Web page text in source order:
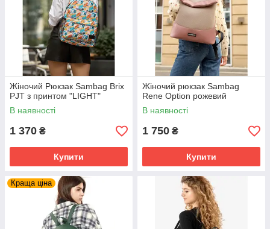
Жіночий Рюкзак Sambag Brix
PJT з принтом "LIGHT"
В наявності
1 370 ₴
Купити
Жіночий рюкзак Sambag
Rene Option рожевий
В наявності
1 750 ₴
Купити
Краща ціна